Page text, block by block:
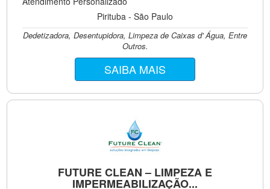
Pirituba - São Paulo
Dedetizadora, Desentupidora, Limpeza de Caixas d' Água, Entre
Outros.
SAIBA MAIS
FUTURE CLEAN – LIMPEZA E
IMPERMEABILIZAÇÃO...